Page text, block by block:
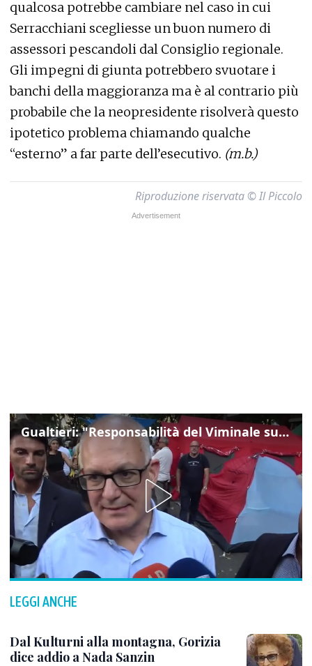
qualcosa potrebbe cambiare nel caso in cui
Serracchiani scegliesse un buon numero di
assessori pescandoli dal Consiglio regionale.
Gli impegni di giunta potrebbero svuotare i
banchi della maggioranza ma è al contrario più
probabile che la neopresidente risolverà questo
ipotetico problema chiamando qualche
“esterno” a far parte dell’esecutivo. (m.b.)
Riproduzione riservata © Il Piccolo
Gualtieri: "Responsabilità del Viminale su Spin Time? La posizione dei partiti è nota"
LEGGI ANCHE
Dal Kulturni alla montagna, Gorizia
dice addio a Nada Sanzin